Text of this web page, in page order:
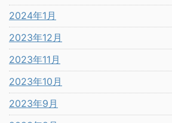
2024年1月
2023年12月
2023年11月
2023年10月
2023年9月